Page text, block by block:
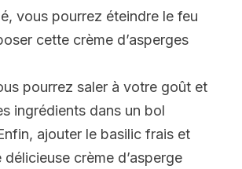
vous pourrez éteindre le feu
cette crème d’asperges
pourrez saler à votre goût et
ingrédients dans un bol
ajouter le basilic frais et
crème d’asperge